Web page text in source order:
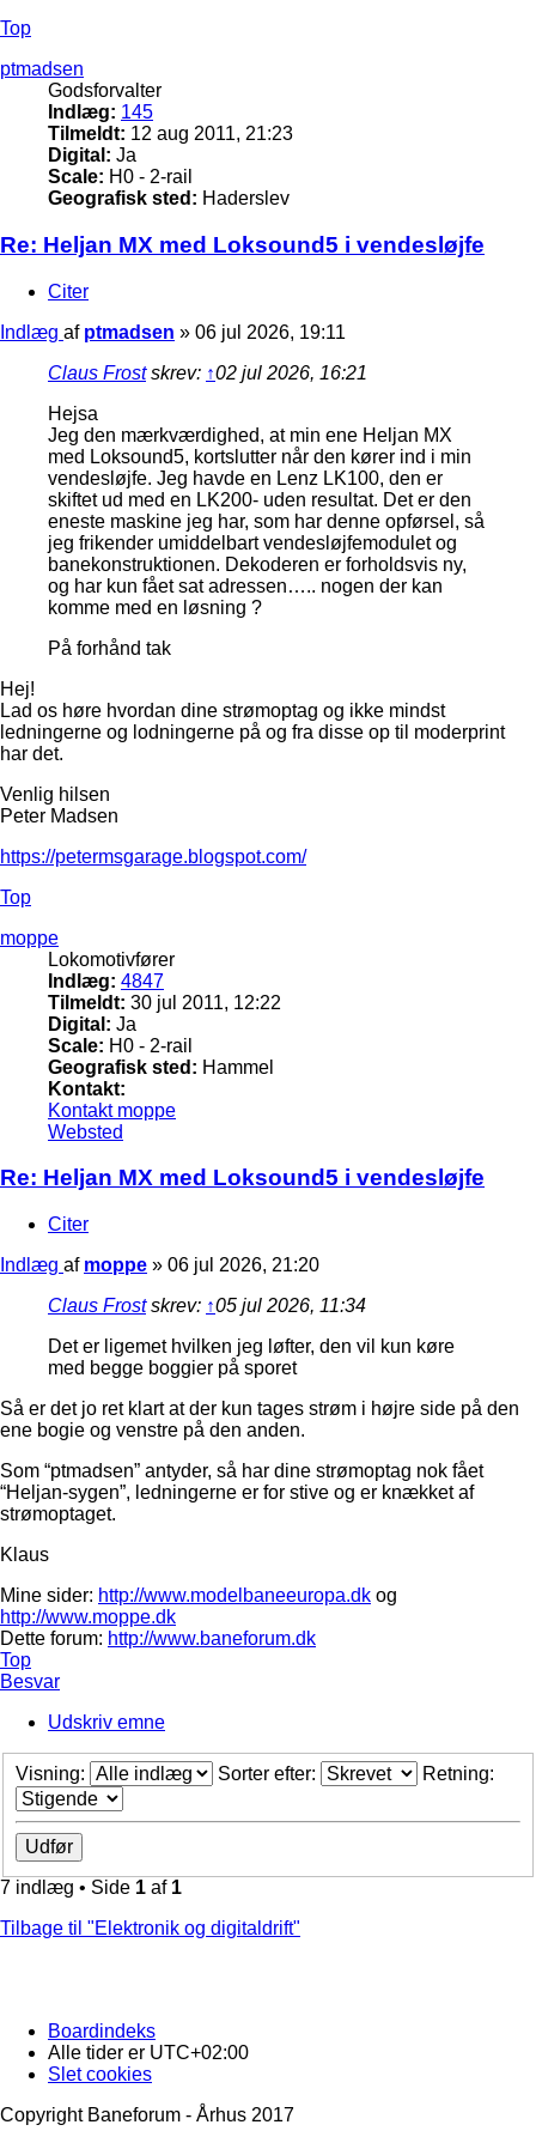
Top
ptmadsen
Godsforvalter
Indlæg: 145
Tilmeldt: 12 aug 2011, 21:23
Digital: Ja
Scale: H0 - 2-rail
Geografisk sted: Haderslev
Re: Heljan MX med Loksound5 i vendesløjfe
Citer
Indlæg af ptmadsen » 06 jul 2026, 19:11
Claus Frostskrev: ↑02 jul 2026, 16:21
Hejsa
Jeg den mærkværdighed, at min ene Heljan MX
med Loksound5, kortslutter når den kører ind i min
vendesløjfe. Jeg havde en Lenz LK100, den er
skiftet ud med en LK200- uden resultat. Det er den
eneste maskine jeg har, som har denne opførsel, så
jeg frikender umiddelbart vendesløjfemodulet og
banekonstruktionen. Dekoderen er forholdsvis ny,
og har kun fået sat adressen….. nogen der kan
komme med en løsning ?
På forhånd tak
Hej!
Lad os høre hvordan dine strømoptag og ikke mindst
ledningerne og lodningerne på og fra disse op til moderprint
har det.
Venlig hilsen
Peter Madsen
https://petermsgarage.blogspot.com/
Top
moppe
Lokomotivfører
Indlæg: 4847
Tilmeldt: 30 jul 2011, 12:22
Digital: Ja
Scale: H0 - 2-rail
Geografisk sted: Hammel
Kontakt:
Kontakt moppe
Websted
Re: Heljan MX med Loksound5 i vendesløjfe
Citer
Indlæg af moppe » 06 jul 2026, 21:20
Claus Frostskrev: ↑05 jul 2026, 11:34
Det er ligemet hvilken jeg løfter, den vil kun køre
med begge boggier på sporet
Så er det jo ret klart at der kun tages strøm i højre side på den
ene bogie og venstre på den anden.
Som “ptmadsen” antyder, så har dine strømoptag nok fået
“Heljan-sygen”, ledningerne er for stive og er knækket af
strømoptaget.
Klaus
Mine sider: http://www.modelbaneeuropa.dk og
http://www.moppe.dk
Dette forum: http://www.baneforum.dk
Top
Besvar
Udskriv emne
Visning: Sorter efter: Retning:
7 indlæg • Side 1 af 1
Tilbage til "Elektronik og digitaldrift"
Boardindeks
Alle tider er UTC+02:00
Slet cookies
Copyright Baneforum - Århus 2017